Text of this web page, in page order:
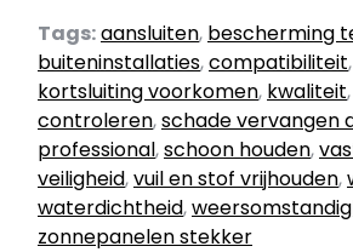
Tags:aansluiten, bescherming
buiteninstallaties,compatibiliteit,
kortsluiting voorkomen, kwaliteit,
controleren,schade vervangen
professional,schoon houden,
veiligheid,vuil en stof vrijhouden,
waterdichtheid,
zonnepanelen stekker